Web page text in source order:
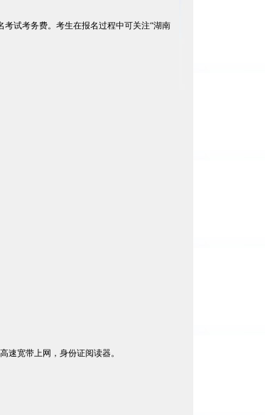
试考务费。考生在报名过程中可关注“湖南
速宽带上网，身份证阅读器。